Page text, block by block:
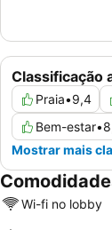
Classificação
Praia•9,4
Bem-estar•
Mostrar mais
Wi-fi no lobby